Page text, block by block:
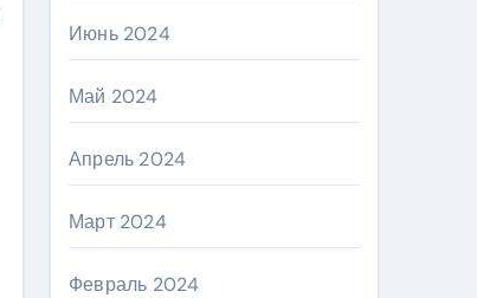
Июнь 2024
Май 2024
Апрель 2024
Март 2024
Февраль 2024